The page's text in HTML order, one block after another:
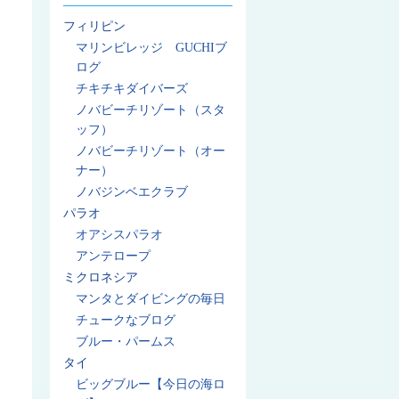
フィリピン
マリンビレッジ GUCHIブ
ログ
チキチキダイバーズ
ノバビーチリゾート（スタ
ッフ）
ノバビーチリゾート（オー
ナー）
ノバジンベエクラブ
パラオ
オアシスパラオ
アンテロープ
ミクロネシア
マンタとダイビングの毎日
チュークなブログ
ブルー・パームス
タイ
ビッグブルー【今日の海ロ